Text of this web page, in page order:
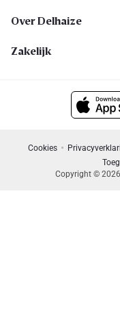
Over Delhaize
Zakelijk
Cookies
Copyright ©